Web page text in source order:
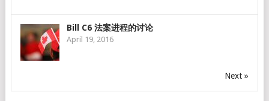
Bill C6 法案进程的讨论
April 19, 2016
Next »